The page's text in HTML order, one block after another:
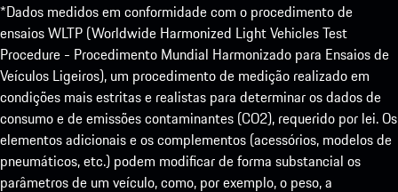
*Dados medidos em conformidade com o procedimento de
ensaios WLTP (Worldwide Harmonized Light Vehicles Test
Procedure - Procedimento Mundial Harmonizado para Ensaios de
Veículos Ligeiros), um procedimento de medição realizado em
condições mais estritas e realistas para determinar os dados de
consumo e de emissões contaminantes (CO2), requerido por lei. Os
elementos adicionais e os complementos (acessórios, modelos de
pneumáticos, etc.) podem modificar de forma substancial os
parâmetros de um veículo, como, por exemplo, o peso, a